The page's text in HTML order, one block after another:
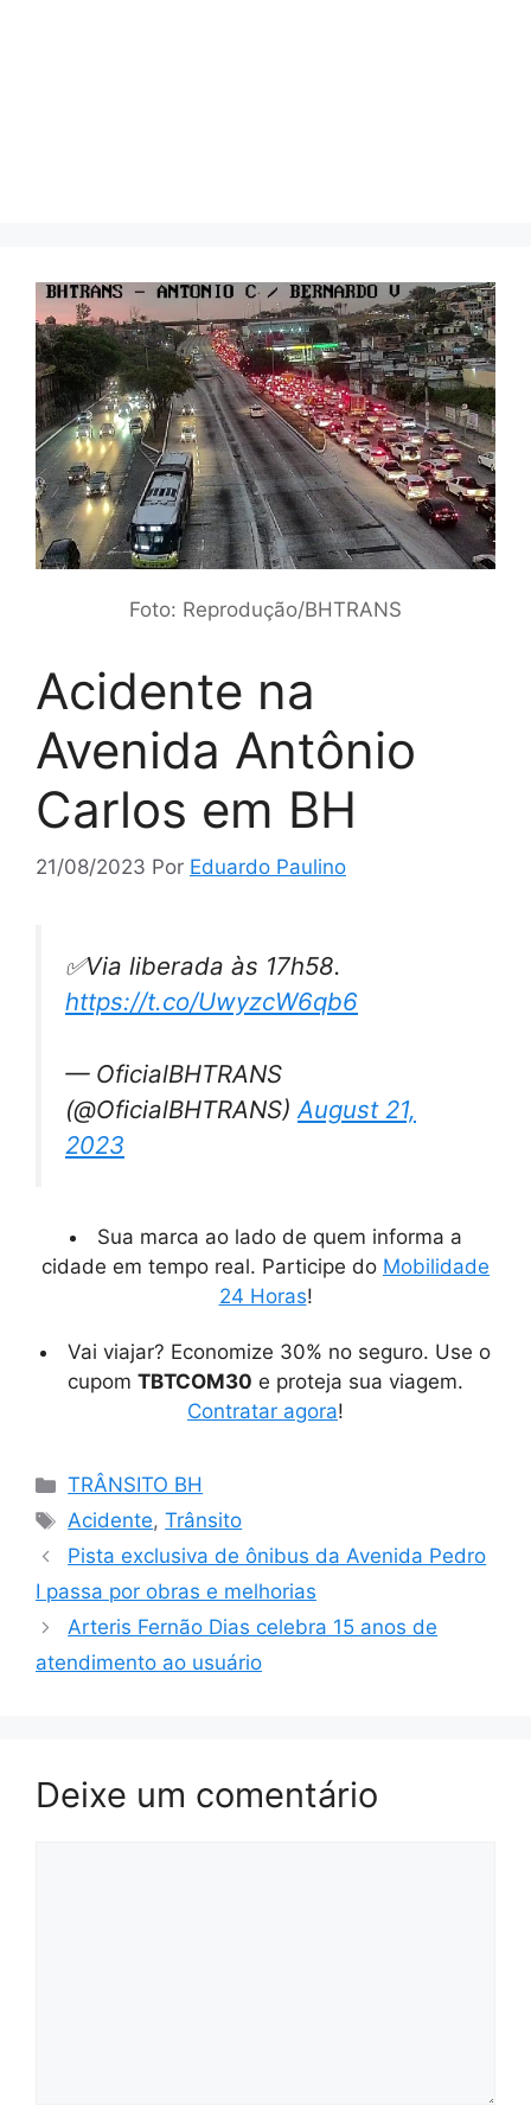
Foto: Reprodução/BHTRANS
Acidente na
Avenida Antônio
Carlos em BH
21/08/2023 Por Eduardo Paulino
✅Via liberada às 17h58.
https://t.co/UwyzcW6qb6
— OficialBHTRANS
(@OficialBHTRANS) August 21,
2023
Sua marca ao lado de quem informa a
cidade em tempo real. Participe do Mobilidade
24 Horas!
Vai viajar? Economize 30% no seguro. Use o
cupom TBTCOM30 e proteja sua viagem.
Contratar agora!
Categorias
TRÂNSITO BH
Tags
Acidente,Trânsito
Pista exclusiva de ônibus da Avenida Pedro
I passa por obras e melhorias
Arteris Fernão Dias celebra 15 anos de
atendimento ao usuário
Deixe um comentário